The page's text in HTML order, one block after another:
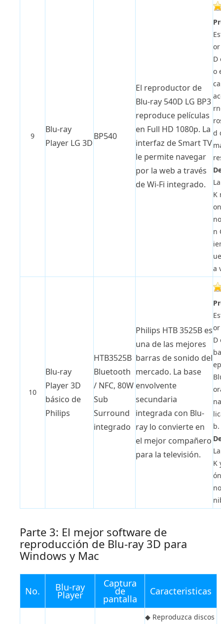
9
Blu-ray
Player LG 3D
BP540
El reproductor de
Blu-ray 540D LG BP3
reproduce películas
en Full HD 1080p. La
interfaz de Smart TV
le permite navegar
por la web a través
de Wi-Fi integrado.
D
o
d
K
n
a
10
Blu-ray
Player 3D
básico de
Philips
HTB3525B
Bluetooth
/ NFC, 80W
Sub
Surround
integrado
Philips HTB 3525B es
una de las mejores
barras de sonido del
mercado. La base
envolvente
secundaria
integrada con Blu-
ray lo convierte en
el mejor compañero
para la televisión.
D
b.
K
Parte 3: El mejor software de
reproducción de Blu-ray 3D para
Windows y Mac
No. Blu-ray
Player
Captura
de
pantalla
Caracteristicas
◆ Reproduzca discos